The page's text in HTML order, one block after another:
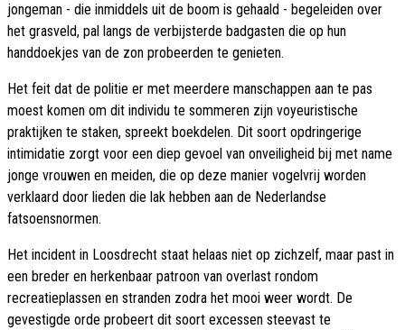
jongeman - die inmiddels uit de boom is gehaald - begeleiden over
het grasveld, pal langs de verbijsterde badgasten die op hun
handdoekjes van de zon probeerden te genieten.
Het feit dat de politie er met meerdere manschappen aan te pas
moest komen om dit individu te sommeren zijn voyeuristische
praktijken te staken, spreekt boekdelen. Dit soort opdringerige
intimidatie zorgt voor een diep gevoel van onveiligheid bij met name
jonge vrouwen en meiden, die op deze manier vogelvrij worden
verklaard door lieden die lak hebben aan de Nederlandse
fatsoensnormen.
Het incident in Loosdrecht staat helaas niet op zichzelf, maar past in
een breder en herkenbaar patroon van overlast rondom
recreatieplassen en stranden zodra het mooi weer wordt. De
gevestigde orde probeert dit soort excessen steevast te